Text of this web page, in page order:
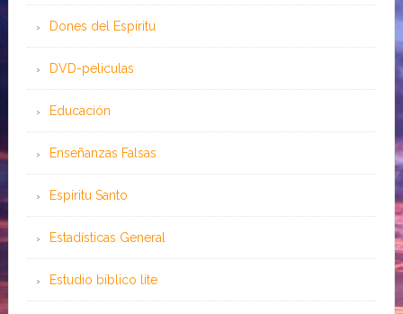
Dones del Espíritu
DVD-peliculas
Educación
Enseñanzas Falsas
Espíritu Santo
Estadísticas General
Estudio bíblico lite